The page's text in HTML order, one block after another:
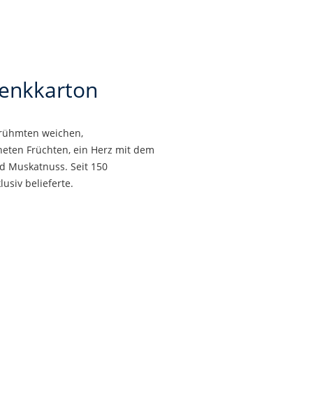
weichen,
Früchten, ein Herz mit dem
Muskatnuss. Seit 150
belieferte.